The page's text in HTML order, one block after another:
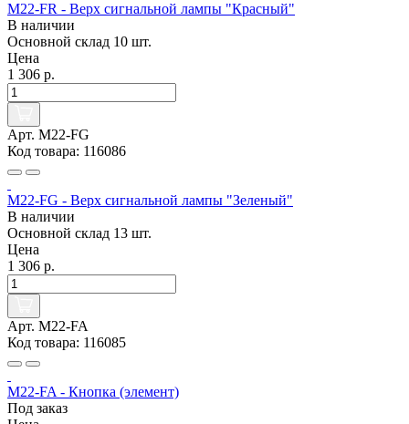
M22-FR - Верх сигнальной лампы "Красный"
В наличии
Основной склад 10 шт.
Цена
1 306 р.
Арт. M22-FG
Код товара: 116086
M22-FG - Верх сигнальной лампы "Зеленый"
В наличии
Основной склад 13 шт.
Цена
1 306 р.
Арт. M22-FA
Код товара: 116085
M22-FA - Кнопка (элемент)
Под заказ